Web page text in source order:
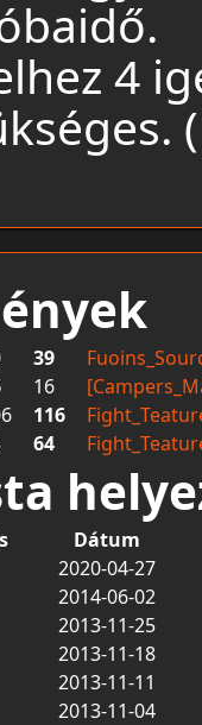
4
39
16
116
64
Dátum
2020-04-27
2014-06-02
2013-11-25
2013-11-18
2013-11-11
2013-11-04